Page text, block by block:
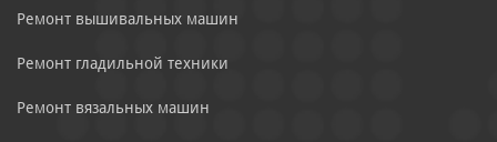
Ремонт вышивальных машин
Ремонт гладильной техники
Ремонт вязальных машин